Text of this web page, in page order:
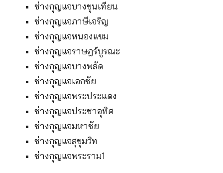
ช่างกุญแจบางขุนเทียน
ช่างกุญแจภาษีเจริญ
ช่างกุญแจหนองแขม
ช่างกุญแจราษฎร์บูรณะ
ช่างกุญแจบางพลัด
ช่างกุญแจเอกชัย
ช่างกุญแจพระประแดง
ช่างกุญแจประชาอุทิศ
ช่างกุญแจมหาชัย
ช่างกุญแจสุขุมวิท
ช่างกุญแจพระราม1